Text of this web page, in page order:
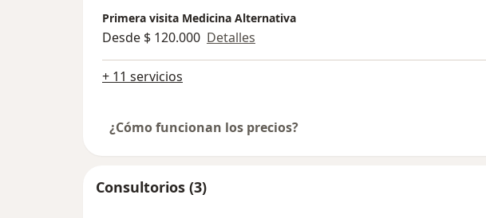
Primera visita Medicina Alternativa
Desde $ 120.000 Detalles
+ 11 servicios
¿Cómo funcionan los precios?
Consultorios (3)